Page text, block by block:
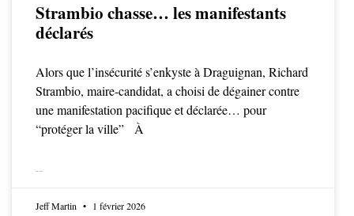
Strambio chasse… les manifestants
déclarés
Alors que l’insécurité s’enkyste à Draguignan, Richard
Strambio, maire-candidat, a choisi de dégainer contre
une manifestation pacifique et déclarée… pour
“protéger la ville” À
Jeff Martin 1 février 2026